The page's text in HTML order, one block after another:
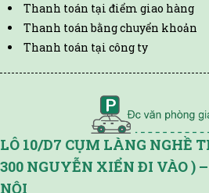
Thanh toán tại điểm giao hàng
Thanh toán bằng chuyển khoản
Thanh toán tại công ty
LÔ 10/D7 CỤM LÀNG NGHỀ
300 NGUYỄN XIỂN ĐI VÀO )
NỘI